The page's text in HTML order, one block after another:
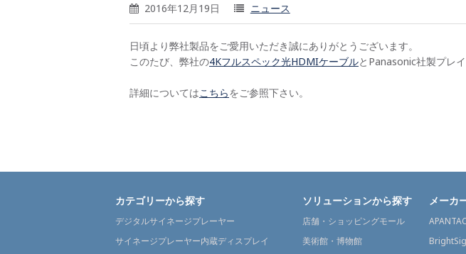
2016年12月19日 ニュース
日頃より弊社製品をご愛用いただき誠にありがとうございます。
このたび、弊社の4Kフルスペック光HDMIケーブルとPanasonic社製プレ
詳細についてはこちらをご参照下さい。
カテゴリーから探す
デジタルサイネージプレーヤー
サイネージプレーヤー内蔵ディスプレイ
ソリューションから探す
店舗・ショッピングモール
美術館・博物館
メーカ
APANTAC